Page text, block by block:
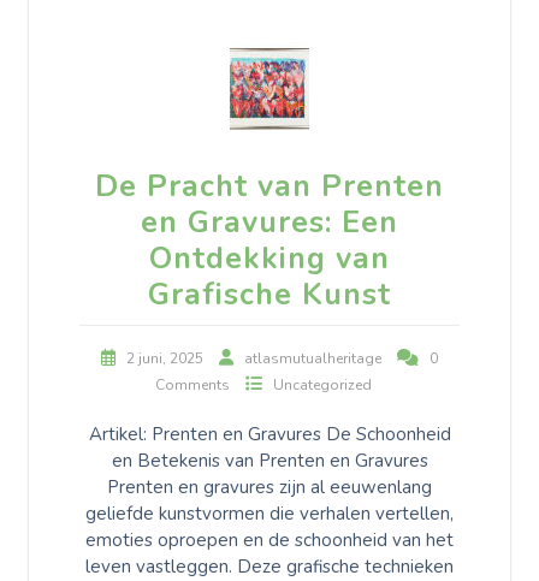
De Pracht van Prenten
en Gravures: Een
Ontdekking van
Grafische Kunst
2 juni, 2025 atlasmutualheritage
0
Comments
Uncategorized
Artikel: Prenten en Gravures De Schoonheid
en Betekenis van Prenten en Gravures
Prenten en gravures zijn al eeuwenlang
geliefde kunstvormen die verhalen vertellen,
emoties oproepen en de schoonheid van het
leven vastleggen. Deze grafische technieken